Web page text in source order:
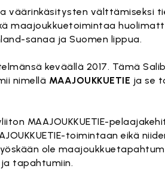
väärinkäsitysten välttämiseksi
maajoukkuetoimintaa
sanaa ja Suomen lippua.
keväällä 2017. Tämä
nimellä MAAJOUKKUETIE ja se
MAAJOUKKUETIE-
toimintaan eikä
ole
tapahtumiin.